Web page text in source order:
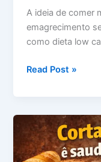
A ideia de comer
emagrecimento
como dieta low
Comer
emagrece
ou
sobrecarrega
o
Read Post »